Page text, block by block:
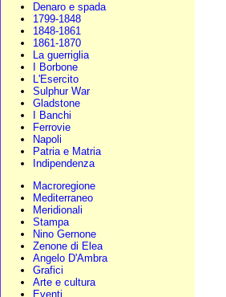
Denaro e spada
1799-1848
1848-1861
1861-1870
La guerriglia
I Borbone
L'Esercito
Sulphur War
Gladstone
I Banchi
Ferrovie
Napoli
Patria e Matria
Indipendenza
Macroregione
Mediterraneo
Meridionali
Stampa
Nino Gernone
Zenone di Elea
Angelo D'Ambra
Grafici
Arte e cultura
Eventi